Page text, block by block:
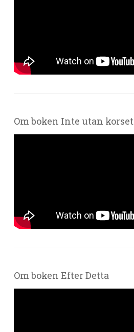
Om boken Inte utan korset
Om boken Efter Detta